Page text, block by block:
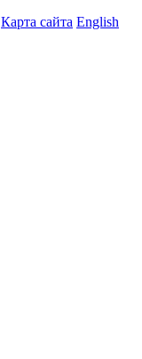
Карта сайта English